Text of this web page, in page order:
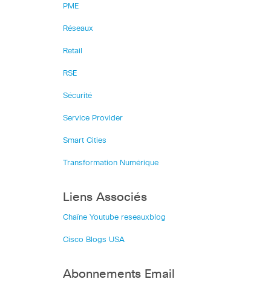
PME
Réseaux
Retail
RSE
Sécurité
Service Provider
Smart Cities
Transformation Numérique
Liens Associés
Chaîne Youtube reseauxblog
Cisco Blogs USA
Abonnements Email